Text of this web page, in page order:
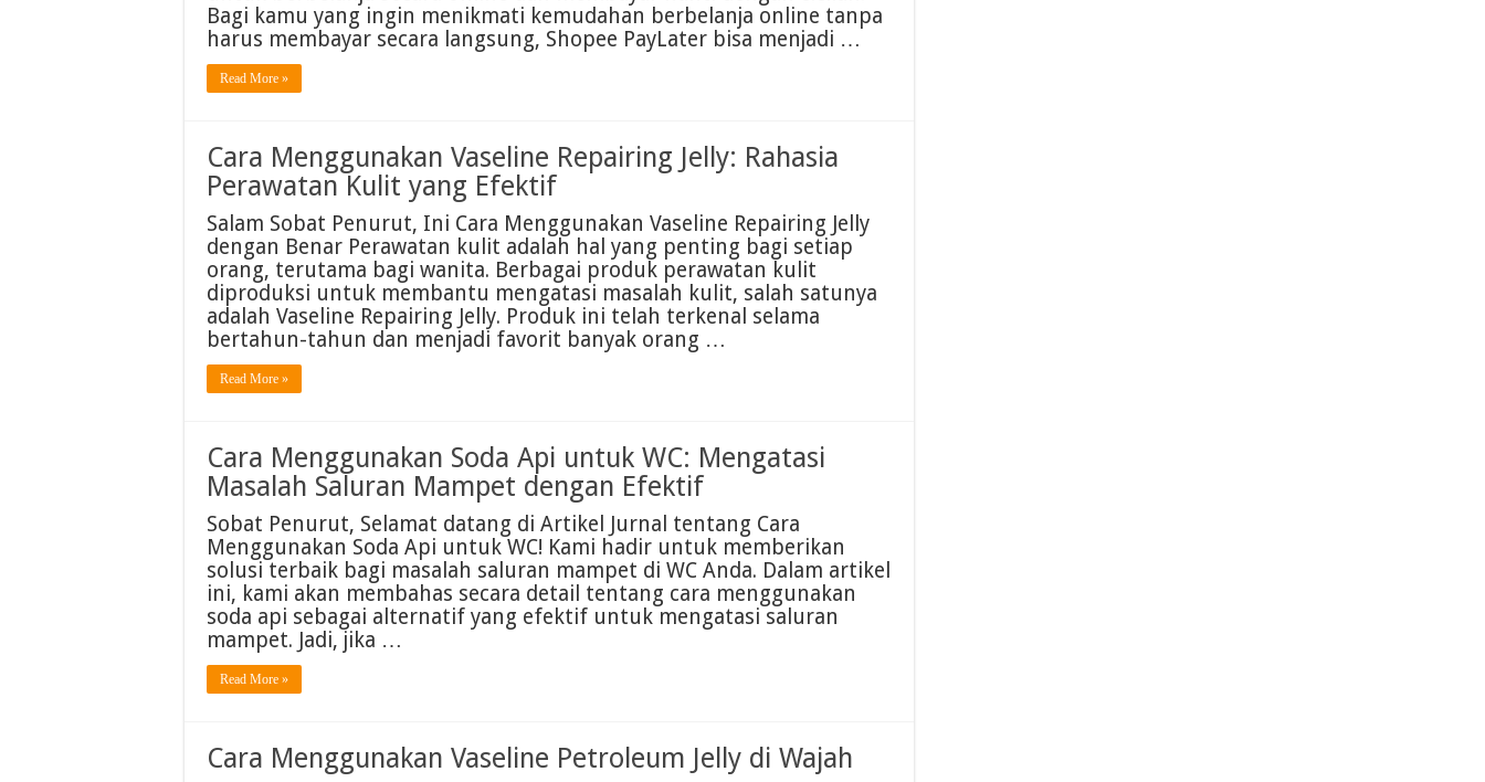
Bagi kamu yang ingin menikmati kemudahan berbelanja online tanpa
harus membayar secara langsung, Shopee PayLater bisa menjadi …
Read More »
Cara Menggunakan Vaseline Repairing Jelly: Rahasia
Perawatan Kulit yang Efektif
Salam Sobat Penurut, Ini Cara Menggunakan Vaseline Repairing Jelly
dengan Benar Perawatan kulit adalah hal yang penting bagi setiap
orang, terutama bagi wanita. Berbagai produk perawatan kulit
diproduksi untuk membantu mengatasi masalah kulit, salah satunya
adalah Vaseline Repairing Jelly. Produk ini telah terkenal selama
bertahun-tahun dan menjadi favorit banyak orang …
Read More »
Cara Menggunakan Soda Api untuk WC: Mengatasi
Masalah Saluran Mampet dengan Efektif
Sobat Penurut, Selamat datang di Artikel Jurnal tentang Cara
Menggunakan Soda Api untuk WC! Kami hadir untuk memberikan
solusi terbaik bagi masalah saluran mampet di WC Anda. Dalam artikel
ini, kami akan membahas secara detail tentang cara menggunakan
soda api sebagai alternatif yang efektif untuk mengatasi saluran
mampet. Jadi, jika …
Read More »
Cara Menggunakan Vaseline Petroleum Jelly di Wajah